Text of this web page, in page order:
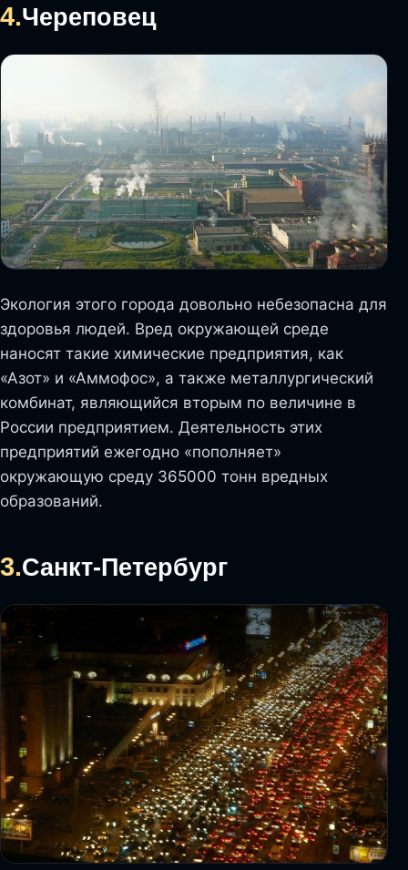
4.Череповец
Экология этого города довольно небезопасна для
здоровья людей. Вред окружающей среде
наносят такие химические предприятия, как
«Азот» и «Аммофос», а также металлургический
комбинат, являющийся вторым по величине в
России предприятием. Деятельность этих
предприятий ежегодно «пополняет»
окружающую среду 365000 тонн вредных
образований.
3.Санкт-Петербург